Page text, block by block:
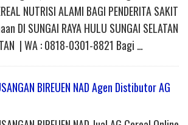
NUTRISI ALAMI BAGI PENDERITA SAKIT
DI SUNGAI RAYA HULU SUNGAI SELATAN
| WA : 0818-0301-8821 Bagi …
BIREUEN NAD Agen Distibutor AG